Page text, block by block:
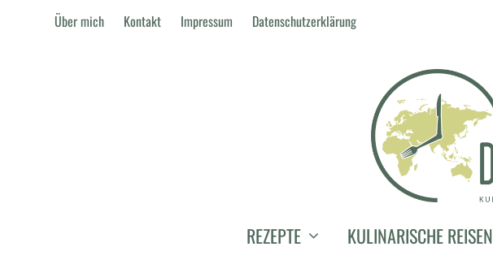
Über mich Kontakt Impressum Datenschutzerklärung
REZEPTE KULINARISCHE REISEN